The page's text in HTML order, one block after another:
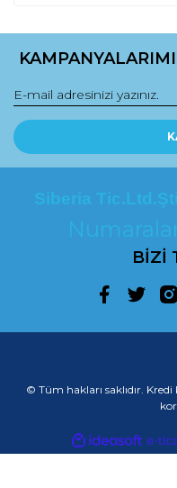
Siberia Tic.Ltd.Şti
BİZİ
© Tüm hakları saklıdır.